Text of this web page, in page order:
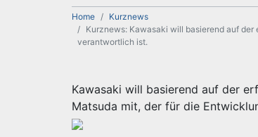
Home
Kurznews
Kurznews: Kawasaki will basierend auf
verantwortlich ist.
Kawasaki will basierend auf der
Matsuda mit, der für die